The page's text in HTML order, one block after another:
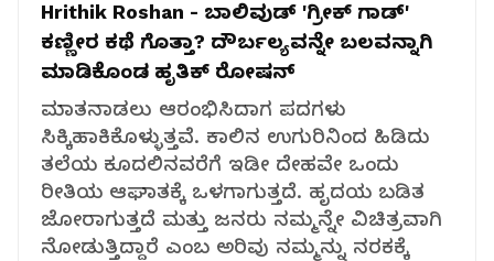
Hrithik Roshan - ಬಾಲಿವುಡ್‌ 'ಗ್ರೀಕ್ ಗಾಡ್'
ಕಣ್ಣೀರ ಕಥೆ ಗೊತ್ತಾ? ದೌರ್ಬಲ್ಯವನ್ನೇ ಬಲವನ್ನಾಗಿ
ಮಾಡಿಕೊಂಡ ಹೃತಿಕ್ ರೋಷನ್‌
ಮಾತನಾಡಲು ಆರಂಭಿಸಿದಾಗ ಪದಗಳು
ಸಿಕ್ಕಿಹಾಕಿಕೊಳ್ಳುತ್ತವೆ. ಕಾಲಿನ ಉಗುರಿನಿಂದ ಹಿಡಿದು
ತಲೆಯ ಕೂದಲಿನವರೆಗೆ ಇಡೀ ದೇಹವೇ ಒಂದು
ರೀತಿಯ ಆಘಾತಕ್ಕೆ ಒಳಗಾಗುತ್ತದೆ. ಹೃದಯ ಬಡಿತ
ಜೋರಾಗುತ್ತದೆ ಮತ್ತು ಜನರು ನಮ್ಮನ್ನೇ ವಿಚಿತ್ರವಾಗಿ
ನೋಡುತ್ತಿದ್ದಾರೆ ಎಂಬ ಅರಿವು ನಮ್ಮನ್ನು ನರಕಕ್ಕೆ